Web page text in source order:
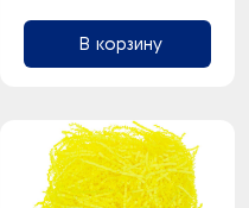
В корзину